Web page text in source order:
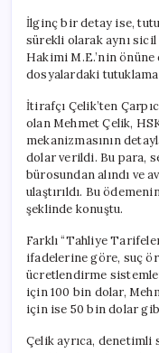
İlginç bir detay ise,
sürekli olarak aynı sicil
Hakimi M.E.’nin
dosyalardaki tutuklama
İtirafçı Çelik’ten
olan Mehmet Çelik,
mekanizmasının
dolar verildi. Bu para,
bürosundan alındı ve
ulaştırıldı. Bu
şeklinde konuştu.
Farklı “Tahliye
ifadelerine göre, suç
ücretlendirme
için 100 bin dolar,
için ise 50 bin dolar
Çelik ayrıca,